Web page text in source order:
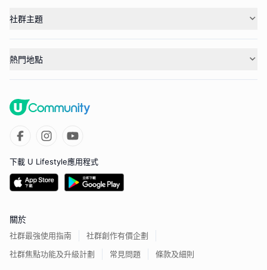
社群主題
熱門地點
下載 U Lifestyle應用程式
關於
社群最強使用指南
社群創作有價企劃
社群焦點功能及升級計劃
常見問題 條款及細則